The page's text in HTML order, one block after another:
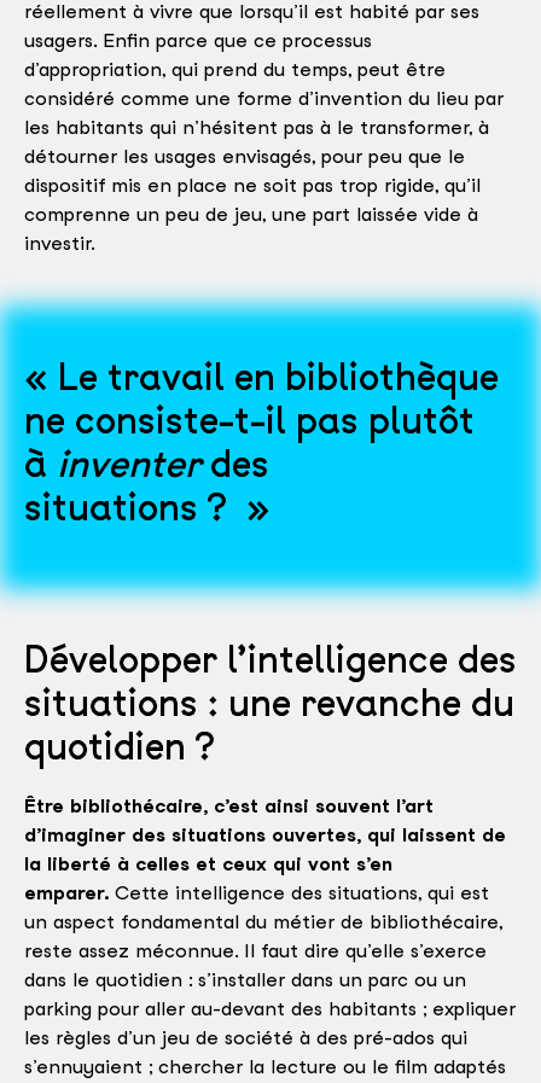
réellement à vivre que lorsqu’il est habité par ses
usagers. Enfin parce que ce processus
d’appropriation, qui prend du temps, peut être
considéré comme une forme d’invention du lieu par
les habitants qui n’hésitent pas à le transformer, à
détourner les usages envisagés, pour peu que le
dispositif mis en place ne soit pas trop rigide, qu’il
comprenne un peu de jeu, une part laissée vide à
investir.
Le travail en bibliothèque
ne consiste-t-il pas plutôt
à inventerdes
situations ?
Développer l’intelligence des
situations : une revanche du
quotidien ?
Être bibliothécaire, c’est ainsi souvent l’art
d’imaginer des situations ouvertes, qui laissent de
la liberté à celles et ceux qui vont s’en
emparer. Cette intelligence des situations, qui est
un aspect fondamental du métier de bibliothécaire,
reste assez méconnue. Il faut dire qu’elle s’exerce
dans le quotidien : s’installer dans un parc ou un
parking pour aller au-devant des habitants ; expliquer
les règles d’un jeu de société à des pré-ados qui
s’ennuyaient ; chercher la lecture ou le film adaptés